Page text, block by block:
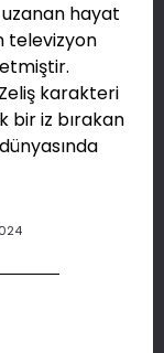
uzanan hayat
televizyon
karakteri
bir iz bırakan